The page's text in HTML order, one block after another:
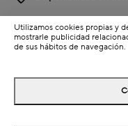
Detalles del producto
Información de envío
Detalles del
Utilizamos cookies propias y
mostrarle publicidad
de sus hábitos de